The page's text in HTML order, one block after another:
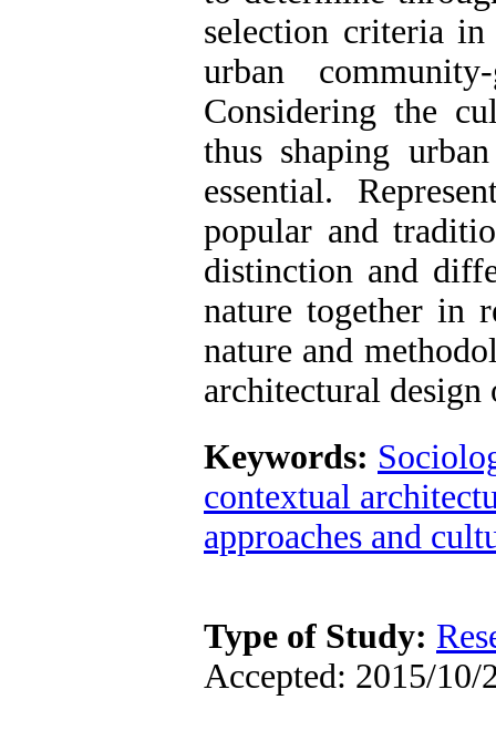
selection criteria
urban
Considering the
thus shaping
essential.
popular and
distinction and
nature together in
nature and
architectural design
Keywords:
contextual
approaches and
Type of Study:
Accepted: 2015/10/